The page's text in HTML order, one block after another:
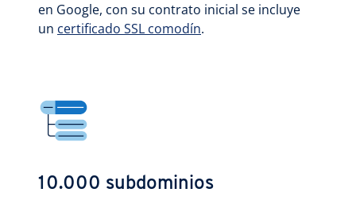
en Google, con su contrato inicial se incluye
un certificado SSL comodín.
10.000 subdominios